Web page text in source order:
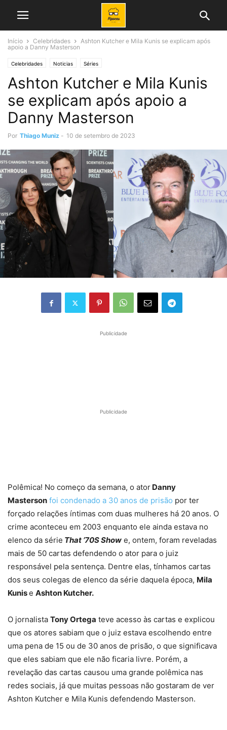
Início Celebridades
Ashton Kutcher e Mila Kunis se explicam após
apoio a Danny Masterson
Celebridades Noticias Séries
Ashton Kutcher e Mila Kunis
se explicam após apoio a
Danny Masterson
Por Thiago Muniz - 10 de setembro de 2023
Publicidade
Publicidade
Polêmica! No começo da semana, o ator Danny
Masterson foi condenado a 30 anos de prisão por ter
forçado relações íntimas com duas mulheres há 20 anos. O
crime aconteceu em 2003 enquanto ele ainda estava no
elenco da série That ’70S Show e, ontem, foram reveladas
mais de 50 cartas defendendo o ator para o juiz
responsável pela sentença. Dentre elas, tínhamos cartas
dos seus colegas de elenco da série daquela época, Mila
Kunise Ashton Kutcher.
O jornalista Tony Ortega teve acesso às cartas e explicou
que os atores sabiam que o juiz estava escolhendo entre
uma pena de 15 ou de 30 anos de prisão, o que significava
que eles sabiam que ele não ficaria livre. Porém, a
revelação das cartas causou uma grande polêmica nas
redes sociais, já que muitas pessoas não gostaram de ver
Ashton Kutcher e Mila Kunis defendendo Masterson.